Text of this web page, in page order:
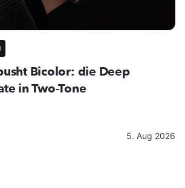
Bicolor: die Deep
in Two-Tone
5. Aug 2026